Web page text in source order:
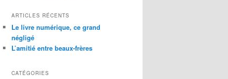
ARTICLES RÉCENTS
Le livre numérique, ce grand
négligé
L’amitié entre beaux-frères
CATÉGORIES